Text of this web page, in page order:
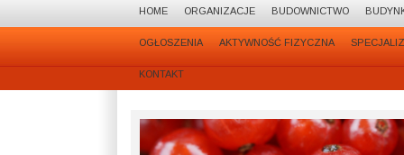
HOME ORGANIZACJE BUDOWNICTWO
OGŁOSZENIA AKTYWNOŚĆ FIZYCZNA
KONTAKT